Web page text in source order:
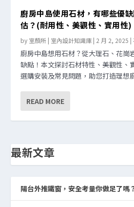
廚房中島使用石材，有哪些優
估？(耐用性、美觀性、實用性)
by 室顏所 | 室內設計知識庫 | 2 月 2, 2025 |
廚房中島想用石材？從大理石、花崗
缺點！本文探討石材特性、美觀性、
選購安裝及常見問題，助您打造理想
READ MORE
最新文章
陽台外推鐵窗，安全考量你做足了嗎